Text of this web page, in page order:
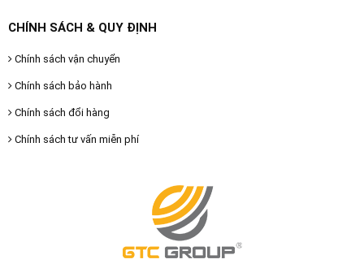
CHÍNH SÁCH & QUY ĐỊNH
Chính sách vận chuyển
Chính sách bảo hành
Chính sách đổi hàng
Chính sách tư vấn miễn phí